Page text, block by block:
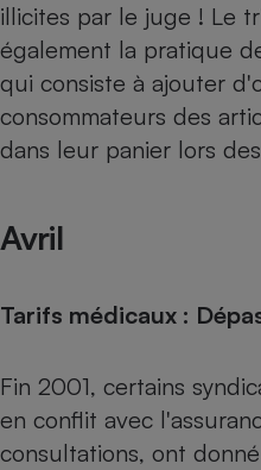
illicites par le juge ! Le
également la pratique
qui consiste à ajouter
consommateurs des
dans leur panier lors
Avril
Tarifs médicaux :
Fin 2001, certains
en conflit avec
consultations, ont